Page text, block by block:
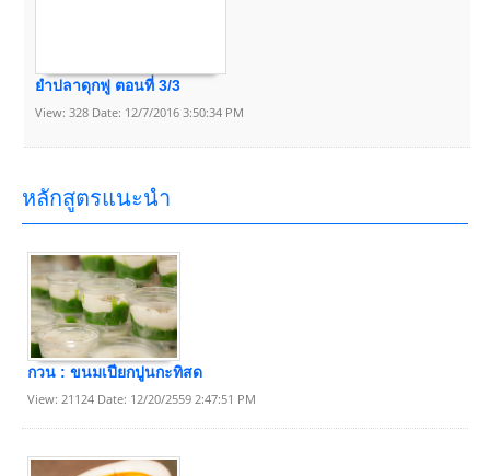
ยำปลาดุกฟู ตอนที่ 3/3
View: 328 Date: 12/7/2016 3:50:34 PM
หลักสูตรแนะนำ
กวน : ขนมเปียกปูนกะทิสด
View: 21124 Date: 12/20/2559 2:47:51 PM